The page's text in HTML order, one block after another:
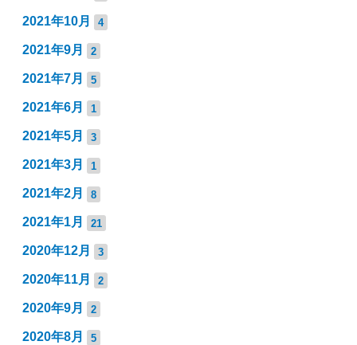
2021年10月 4
2021年9月 2
2021年7月 5
2021年6月 1
2021年5月 3
2021年3月 1
2021年2月 8
2021年1月 21
2020年12月 3
2020年11月 2
2020年9月 2
2020年8月 5